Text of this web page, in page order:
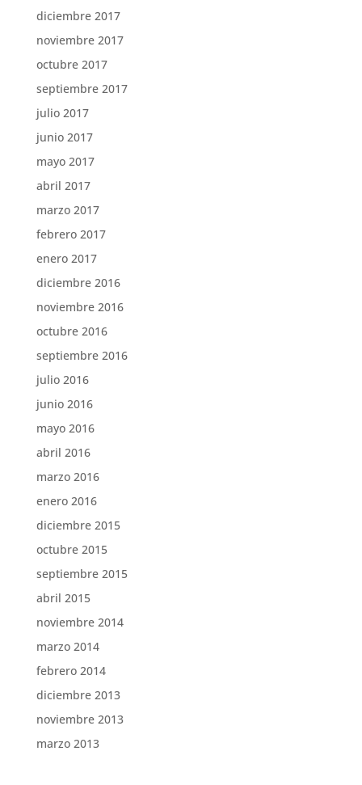
diciembre 2017
noviembre 2017
octubre 2017
septiembre 2017
julio 2017
junio 2017
mayo 2017
abril 2017
marzo 2017
febrero 2017
enero 2017
diciembre 2016
noviembre 2016
octubre 2016
septiembre 2016
julio 2016
junio 2016
mayo 2016
abril 2016
marzo 2016
enero 2016
diciembre 2015
octubre 2015
septiembre 2015
abril 2015
noviembre 2014
marzo 2014
febrero 2014
diciembre 2013
noviembre 2013
marzo 2013